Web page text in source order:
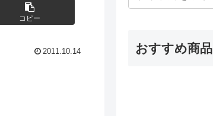
コピー
2011.10.14 おすすめ商品